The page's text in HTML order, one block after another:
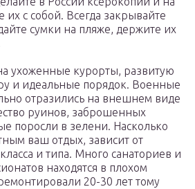
их с собой. Всегда закрывайте
сумки на пляже, держите их
ухоженные курорты, развитую
и идеальные порядок. Военные
отразились на внешнем виде
руинов, заброшенных
поросли в зелени. Насколько
ваш отдых, зависит от
и типа. Много санаториев и
находятся в плохом
20-30 лет тому